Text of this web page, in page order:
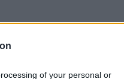
of your personal or